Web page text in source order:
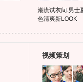
潮流试衣间:男士
色清爽新LOOK
视频策划